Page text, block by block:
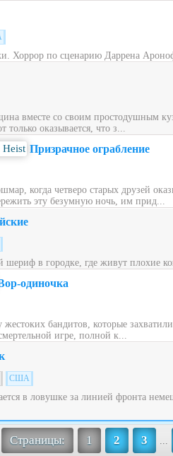
Хоррор по сценарию Даррена
вместе со своим простодушным
оказывается, что з...
Призрачное ограбление
когда четверо старых друзей
эту безумную ночь, им прид...
шериф в городке, где живут плохие
одиночка
бандитов, которые
игре, полной к...
США
в ловушке за линией фронта
Страницы: 1 2 3 ...